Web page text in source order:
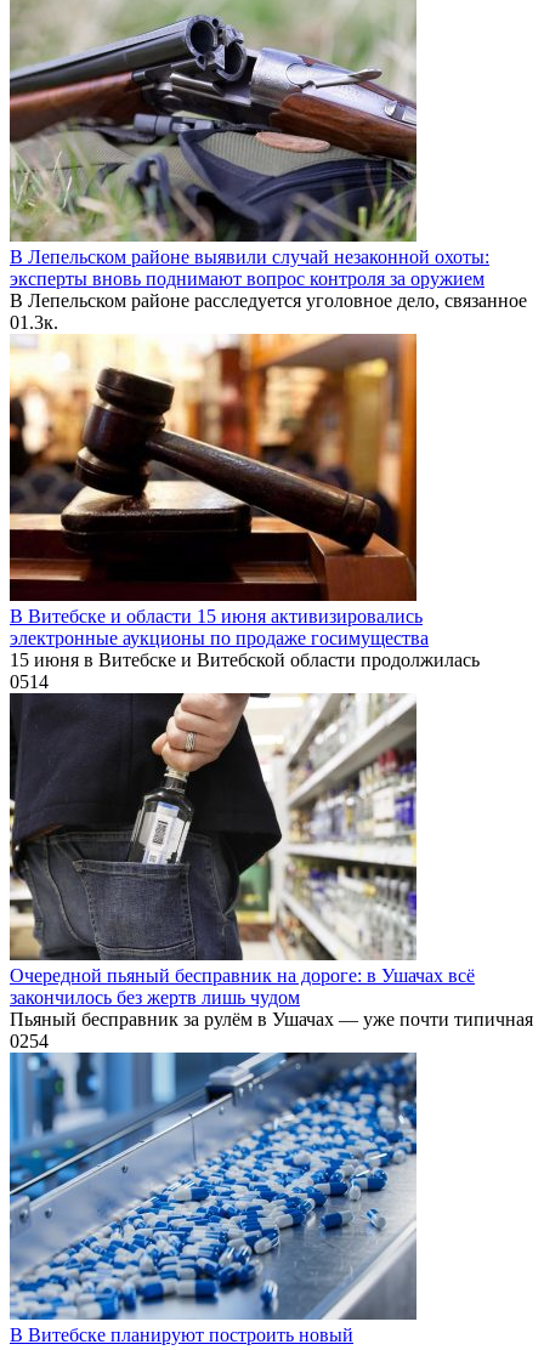
В Лепельском районе выявили случай незаконной охоты:
эксперты вновь поднимают вопрос контроля за оружием
В Лепельском районе расследуется уголовное дело, связанное
01.3к.
В Витебске и области 15 июня активизировались
электронные аукционы по продаже госимущества
15 июня в Витебске и Витебской области продолжилась
0514
Очередной пьяный бесправник на дороге: в Ушачах всё
закончилось без жертв лишь чудом
Пьяный бесправник за рулём в Ушачах — уже почти типичная
0254
В Витебске планируют построить новый